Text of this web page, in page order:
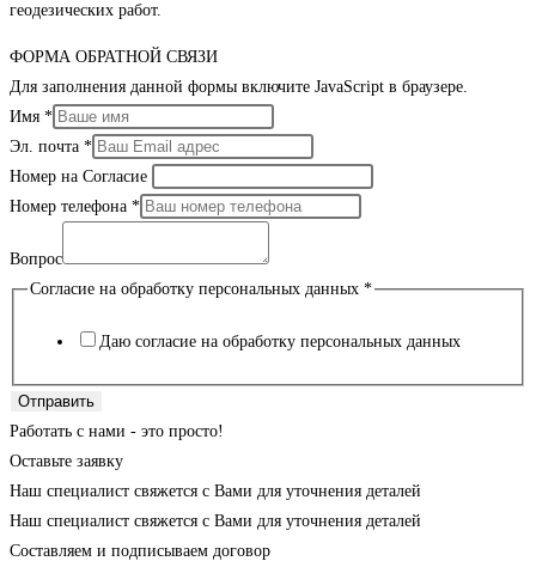
геодезических работ.
ФОРМА ОБРАТНОЙ СВЯЗИ
Для заполнения данной формы включите JavaScript в браузере.
Имя *
Эл. почта *
Номер на Согласие
Номер телефона *
Вопрос
Согласие на обработку персональных данных *
Даю согласие на обработку персональных данных
Отправить
Работать с нами - это просто!
Оставьте заявку
Наш специалист свяжется с Вами для уточнения деталей
Наш специалист свяжется с Вами для уточнения деталей
Составляем и подписываем договор